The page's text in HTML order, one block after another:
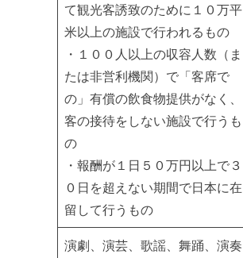
て観光客誘致のために１０万平
米以上の施設で行われるもの
・１００人以上の収容人数（ま
たは非営利機関）で「客席で
の」有償の飲食物提供がなく、
客の接待をしない施設で行うも
の
・報酬が１日５０万円以上で３
０日を超えない期間で日本に在
留して行うもの
演劇、演芸、歌謡、舞踊、演奏